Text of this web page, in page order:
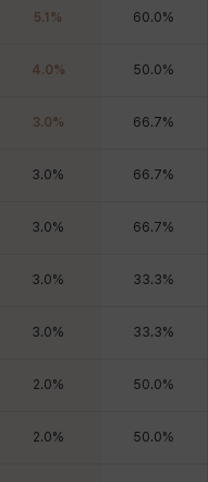
5.1 % 60.0%
4.0% 50.0%
3.0% 66.7%
3.0% 66.7%
3.0% 66.7%
3.0% 33.3%
3.0% 33.3%
2.0% 50.0%
2.0% 50.0%